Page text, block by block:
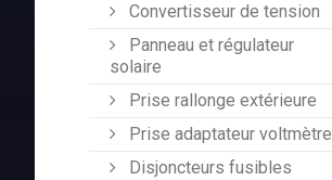
Convertisseur de tension
Panneau et régulateur
solaire
Prise rallonge extérieure
Prise adaptateur voltmètre
Disjoncteurs fusibles